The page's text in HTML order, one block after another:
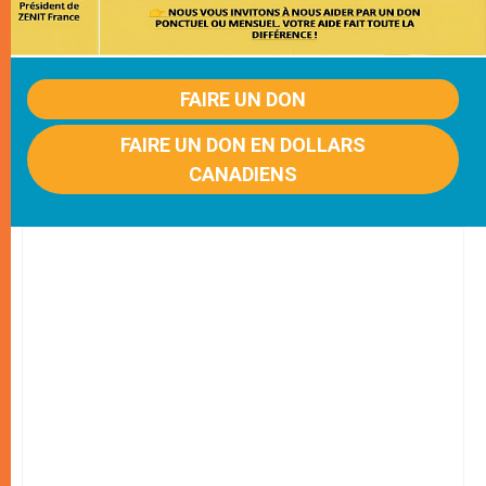
FAIRE UN DON
FAIRE UN DON EN DOLLARS
CANADIENS